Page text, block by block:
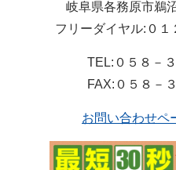
岐阜県各務原市鵜
フリーダイヤル:０１
TEL:０５８－
FAX:０５８－
お問い合わせペ